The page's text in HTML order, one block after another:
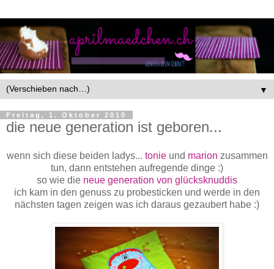
▼
Freitag, 1. Oktober 2010
die neue generation ist geboren...
wenn sich diese beiden ladys... tonieund marion zusammen
tun, dann entstehen aufregende dinge :)
so wie die neue generation von glücksknuddis
ich kam in den genuss zu probesticken und werde in den
nächsten tagen zeigen was ich daraus gezaubert habe :)